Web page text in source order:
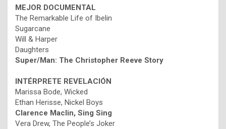
MEJOR DOCUMENTAL
The Remarkable Life of Ibelin
Sugarcane
Will & Harper
Daughters
Super/Man: The Christopher Reeve Story
INTÉRPRETE REVELACIÓN
Marissa Bode, Wicked
Ethan Herisse, Nickel Boys
Clarence Maclin, Sing Sing
Vera Drew, The People’s Joker